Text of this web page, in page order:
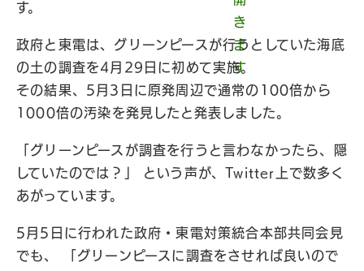
す。
政府と東電は、グリーンピースが行うとしていた海底
の土の調査を4月29日に初めて実施。
その結果、5月3日に原発周辺で通常の100倍から
1000倍の汚染を発見したと発表しました。
「グリーンピースが調査を行うと言わなかったら、隠
していたのでは？」 という声が、Twitter上で数多く
あがっています。
5月5日に行われた政府・東電対策統合本部共同会見
でも、 「グリーンピースに調査をさせれば良いので